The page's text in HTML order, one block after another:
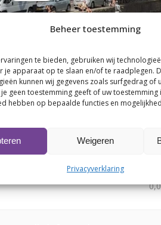
Beheer toestemming
te bieden, gebruiken wij
je apparaat op te slaan en/of te raadplegen.
kunnen wij gegevens zoals surfgedrag of
geen toestemming geeft of uw toestemming
hebben op bepaalde functies en
Weigeren
Privacyverklaring
2026 🚣‍♂️🔥
De iconische Groninger
terug […]